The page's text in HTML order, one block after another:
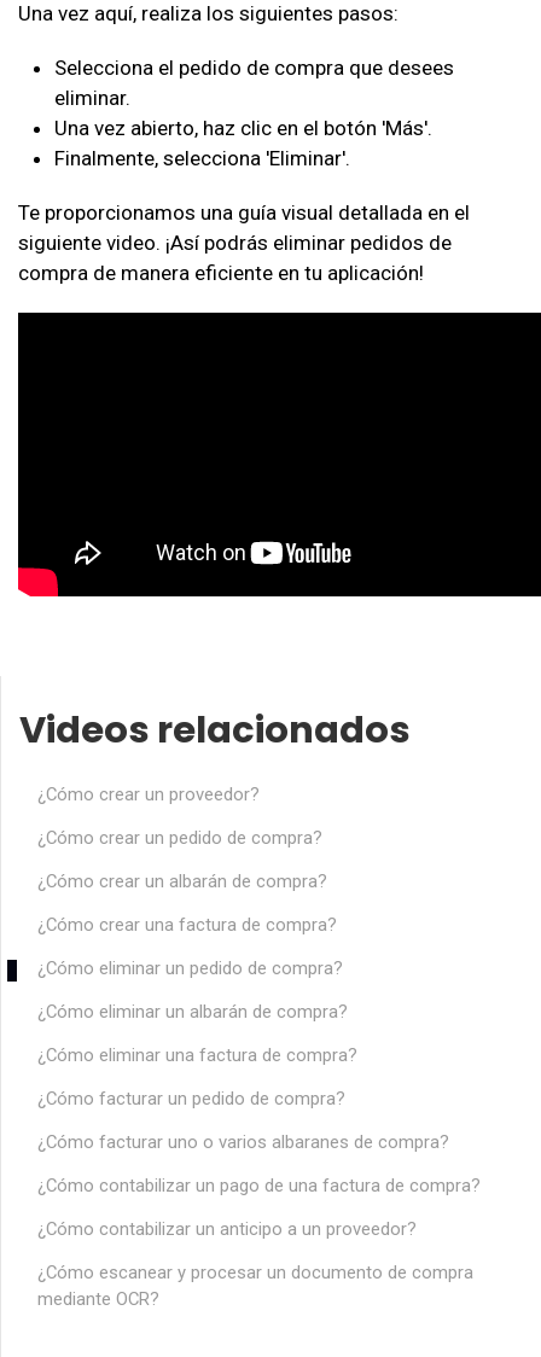
Una vez aquí, realiza los siguientes pasos:
Selecciona el pedido de compra que desees
eliminar.
Una vez abierto, haz clic en el botón 'Más'.
Finalmente, selecciona 'Eliminar'.
Te proporcionamos una guía visual detallada en el
siguiente video. ¡Así podrás eliminar pedidos de
compra de manera eficiente en tu aplicación!
Videos relacionados
¿Cómo crear un proveedor?
¿Cómo crear un pedido de compra?
¿Cómo crear un albarán de compra?
¿Cómo crear una factura de compra?
¿Cómo eliminar un pedido de compra?
¿Cómo eliminar un albarán de compra?
¿Cómo eliminar una factura de compra?
¿Cómo facturar un pedido de compra?
¿Cómo facturar uno o varios albaranes de compra?
¿Cómo contabilizar un pago de una factura de compra?
¿Cómo contabilizar un anticipo a un proveedor?
¿Cómo escanear y procesar un documento de compra
mediante OCR?